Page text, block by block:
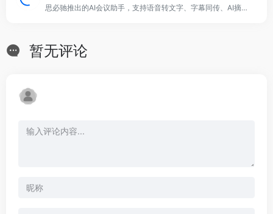
思必驰推出的AI会议助手，支持语音转文字、字幕同传、AI摘要等！
暂无评论